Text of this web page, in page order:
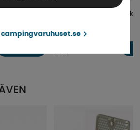
Klädhängare med 8 krokar
Finns i lager
119 kr
campingvaruhuset.se